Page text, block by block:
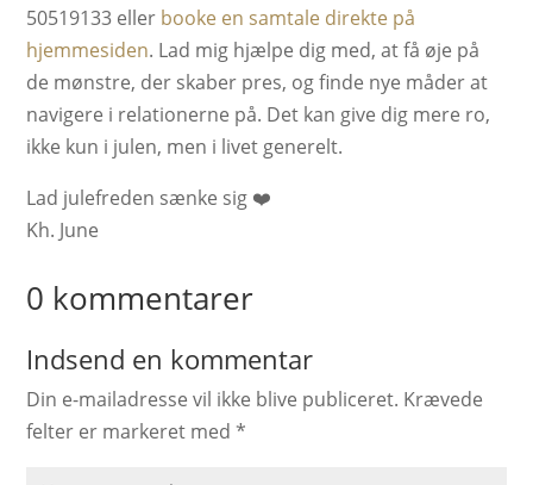
50519133 eller booke en samtale direkte på
hjemmesiden. Lad mig hjælpe dig med, at få øje på
de mønstre, der skaber pres, og finde nye måder at
navigere i relationerne på. Det kan give dig mere ro,
ikke kun i julen, men i livet generelt.
Lad julefreden sænke sig ❤️
Kh. June
0 kommentarer
Indsend en kommentar
Din e-mailadresse vil ikke blive publiceret. Krævede
felter er markeret med*